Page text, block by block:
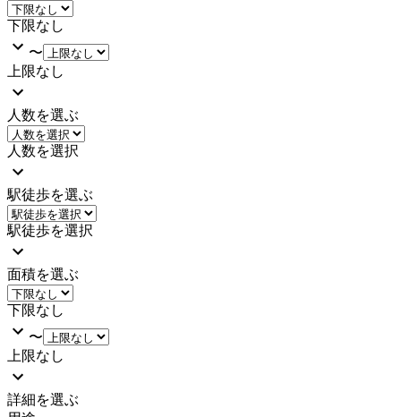
下限なし
〜
上限なし
人数を選ぶ
人数を選択
駅徒歩を選ぶ
駅徒歩を選択
面積を選ぶ
下限なし
〜
上限なし
詳細を選ぶ